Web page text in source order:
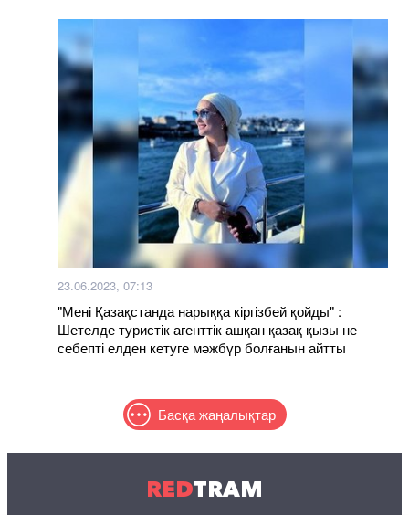
23.06.2023, 07:13
"Мені Қазақстанда нарыққа кіргізбей қойды" :
Шетелде туристік агенттік ашқан қазақ қызы не
себепті елден кетуге мәжбүр болғанын айтты
Басқа жаңалықтар
REDTRAM